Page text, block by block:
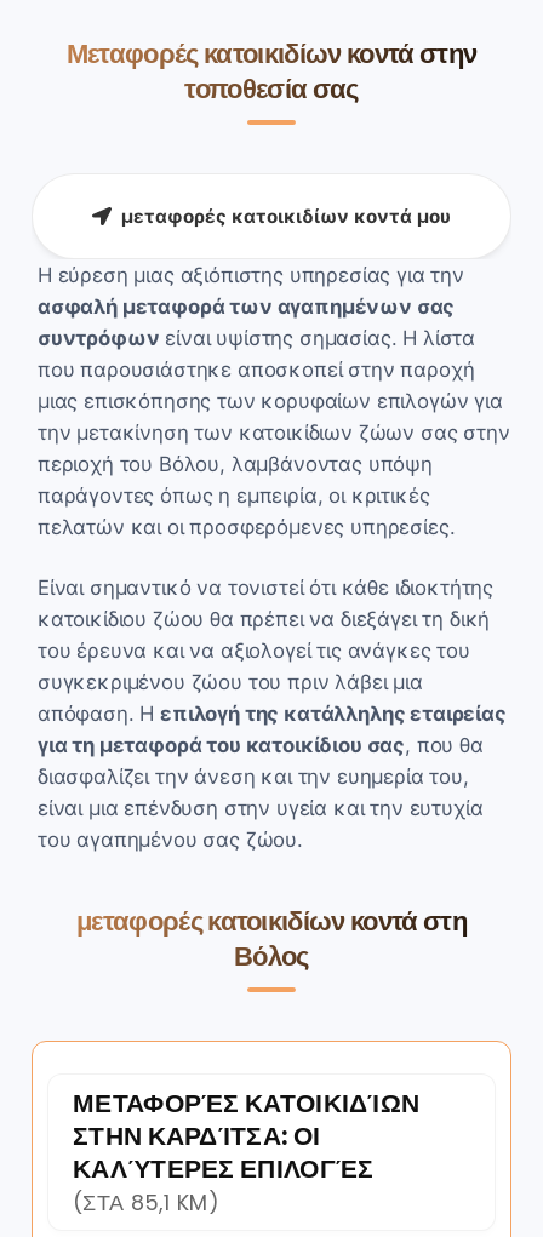
Μεταφορές κατοικιδίων κοντά στην
τοποθεσία σας
μεταφορές κατοικιδίων κοντά μου
Η εύρεση μιας αξιόπιστης υπηρεσίας για την
ασφαλή μεταφορά των αγαπημένων σας
συντρόφων είναι υψίστης σημασίας. Η λίστα
που παρουσιάστηκε αποσκοπεί στην παροχή
μιας επισκόπησης των κορυφαίων επιλογών για
την μετακίνηση των κατοικίδιων ζώων σας στην
περιοχή του Βόλου, λαμβάνοντας υπόψη
παράγοντες όπως η εμπειρία, οι κριτικές
πελατών και οι προσφερόμενες υπηρεσίες.
Είναι σημαντικό να τονιστεί ότι κάθε ιδιοκτήτης
κατοικίδιου ζώου θα πρέπει να διεξάγει τη δική
του έρευνα και να αξιολογεί τις ανάγκες του
συγκεκριμένου ζώου του πριν λάβει μια
απόφαση. Ηεπιλογή της κατάλληλης εταιρείας
για τη μεταφορά του κατοικίδιου σας, που θα
διασφαλίζει την άνεση και την ευημερία του,
είναι μια επένδυση στην υγεία και την ευτυχία
του αγαπημένου σας ζώου.
μεταφορές κατοικιδίων κοντά στη
Βόλος
ΜΕΤΑΦΟΡΈΣ ΚΑΤΟΙΚΙΔΊΩΝ
ΣΤΗΝ ΚΑΡΔΊΤΣΑ: ΟΙ
ΚΑΛΎΤΕΡΕΣ ΕΠΙΛΟΓΈΣ
(ΣΤΑ 85,1 KM)